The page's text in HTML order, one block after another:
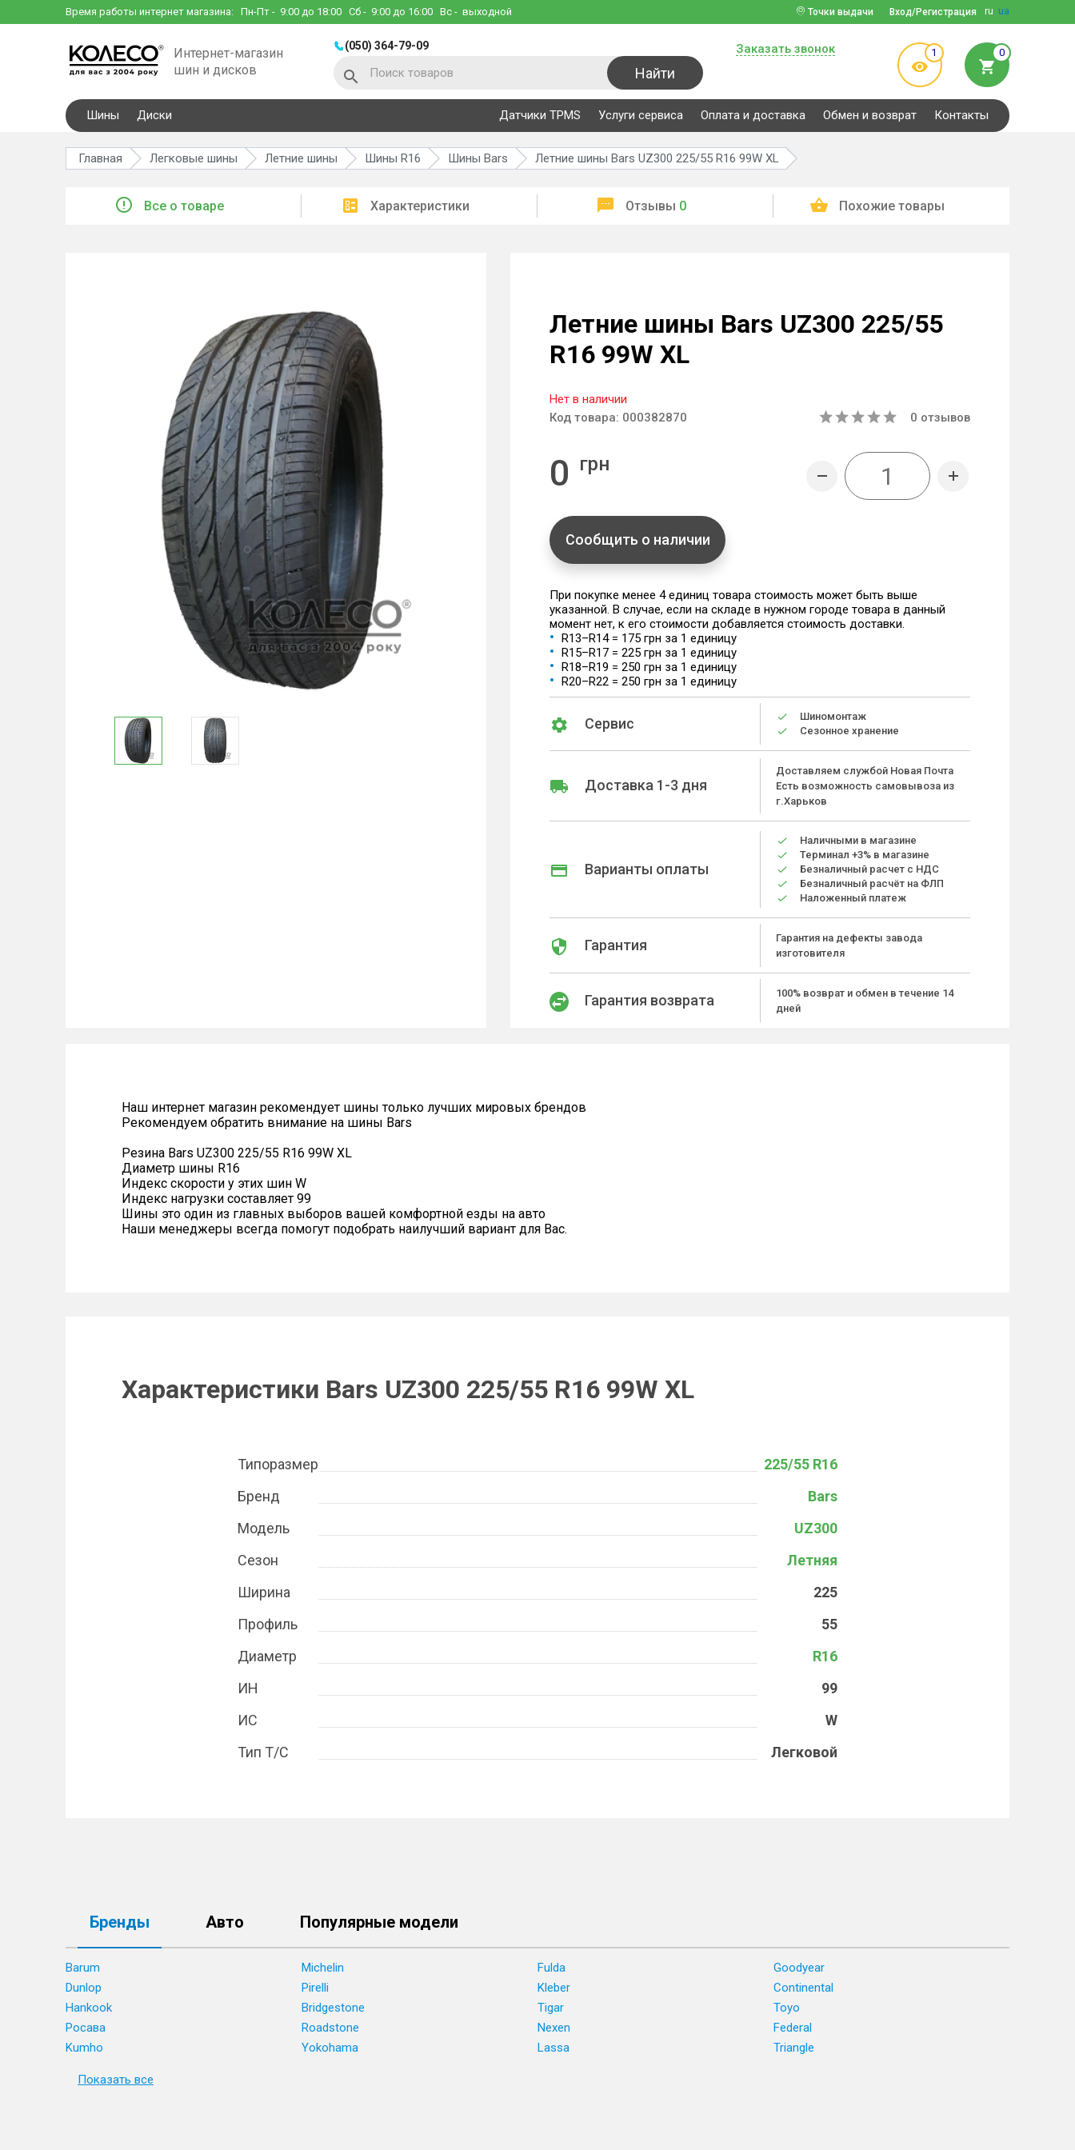
Время работы интернет магазина: Пн-Пт - 9:00 до 18:00 Сб - 9:00 до 16:00 Вс - выходной ru ua
Вход/Регистрация
Точки выдачи
Интернет-магазин
шин и дисков
(050) 364-79-09
Найти
Заказать звонок 1 0
Шины Диски Датчики TPMS Услуги сервиса Оплата и доставка Обмен и возврат Контакты
Главная Легковые шины Летние шины Шины R16 Шины Bars Летние шины Bars UZ300 225/55 R16 99W XL
Все о товаре Характеристики Отзывы 0 Похожие товары
Летние шины Bars UZ300 225/55
R16 99W XL
Нет в наличии
Код товара: 000382870 0 отзывов
0 грн
Сообщить о наличии
При покупке менее 4 единиц товара стоимость может быть выше
указанной. В случае, если на складе в нужном городе товара в данный
момент нет, к его стоимости добавляется стоимость доставки.
R13–R14 = 175 грн за 1 единицу
R15–R17 = 225 грн за 1 единицу
R18–R19 = 250 грн за 1 единицу
R20–R22 = 250 грн за 1 единицу
Сервис
Шиномонтаж
Сезонное хранение
Доставка 1-3 дня
Доставляем службой Новая Почта
Есть возможность самовывоза из
г.Харьков
Варианты оплаты
Наличными в магазине
Терминал +3% в магазине
Безналичный расчет с НДС
Безналичный расчёт на ФЛП
Наложенный платеж
Гарантия
Гарантия на дефекты завода
изготовителя
Гарантия возврата
100% возврат и обмен в течение 14
дней
Наш интернет магазин рекомендует шины только лучших мировых брендов
Рекомендуем обратить внимание на шины Bars
Резина Bars UZ300 225/55 R16 99W XL
Диаметр шины R16
Индекс скорости у этих шин W
Индекс нагрузки составляет 99
Шины это один из главных выборов вашей комфортной езды на авто
Наши менеджеры всегда помогут подобрать наилучший вариант для Вас.
Характеристики Bars UZ300 225/55 R16 99W XL
Типоразмер
225/55 R16
Бренд
Bars
Модель
UZ300
Сезон
Летняя
Ширина
225
Профиль
55
Диаметр
R16
ИН
99
ИС
W
Тип Т/С
Легковой
Бренды Авто Популярные модели
Barum Michelin Fulda
Goodyear
Dunlop
Pirelli Kleber
Continental
Hankook
Bridgestone Tigar
Toyo
Росава
Roadstone Nexen
Federal
Kumho
Yokohama Lassa Triangle
Показать все